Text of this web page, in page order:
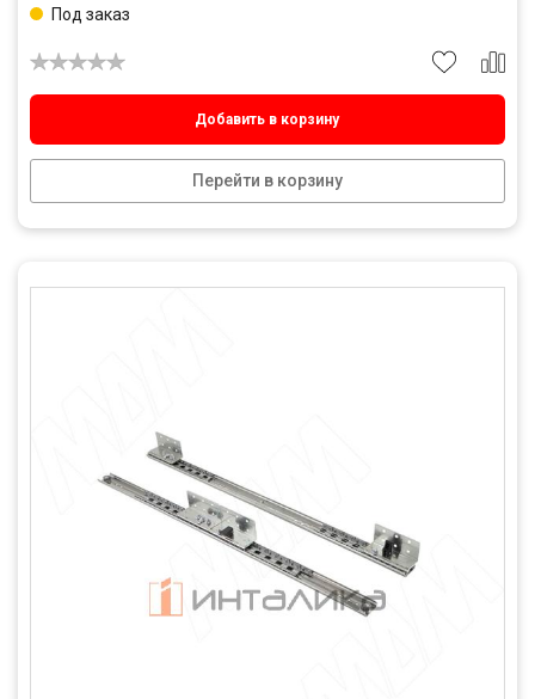
Добавить в корзину
Перейти в корзину
Под заказ